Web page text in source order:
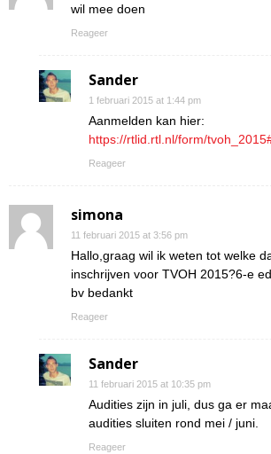
wil mee doen
Reageer
Sander
1 februari 2015 at 1:44 pm
Aanmelden kan hier:
https://rtlid.rtl.nl/form/
Reageer
simona
11 februari 2015 at 3:56 pm
Hallo,graag wil ik weten tot welke
inschrijven voor TVOH 2015?6-e
bv bedankt
Reageer
Sander
11 februari 2015 at 10:35 pm
Audities zijn in juli, dus ga er
audities sluiten rond mei / juni.
Reageer